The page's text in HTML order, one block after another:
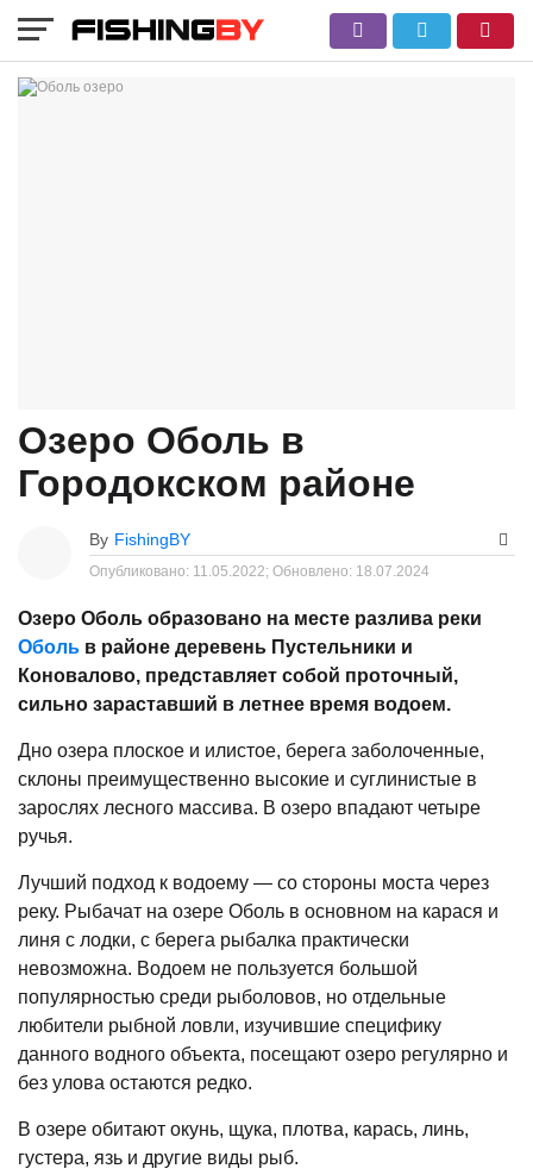
Озеро Оболь в
Городокском районе
By FishingBY
Опубликовано: 11.05.2022; Обновлено: 18.07.2024
Озеро Оболь образовано на месте разлива реки
Оболь в районе деревень Пустельники и
Коновалово, представляет собой проточный,
сильно зараставший в летнее время водоем.
Дно озера плоское и илистое, берега заболоченные,
склоны преимущественно высокие и суглинистые в
зарослях лесного массива. В озеро впадают четыре
ручья.
Лучший подход к водоему — со стороны моста через
реку. Рыбачат на озере Оболь в основном на карася и
линя с лодки, с берега рыбалка практически
невозможна. Водоем не пользуется большой
популярностью среди рыболовов, но отдельные
любители рыбной ловли, изучившие специфику
данного водного объекта, посещают озеро регулярно и
без улова остаются редко.
В озере обитают окунь, щука, плотва, карась, линь,
густера, язь и другие виды рыб.